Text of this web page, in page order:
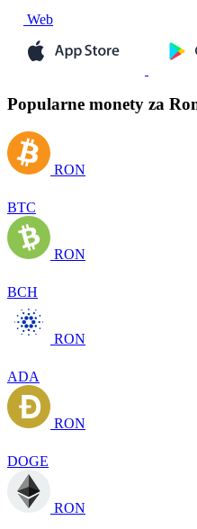
Web
Popularne monety za
RON
BTC
RON
BCH
RON
ADA
RON
DOGE
RON